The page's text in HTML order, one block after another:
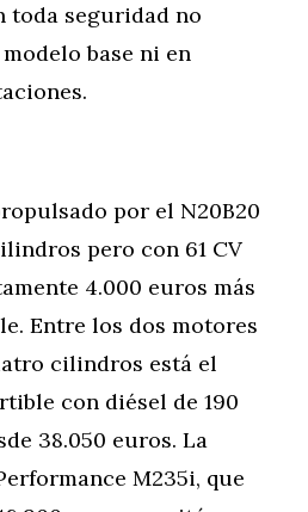
toda seguridad no
base ni en
por el N20B20
pero con 61 CV
4.000 euros más
Entre los dos motores
cilindros está el
con diésel de 190
38.050 euros. La
M235i, que